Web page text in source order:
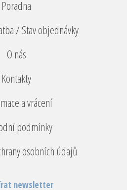
Poradna
/ Stav objednávky
O nás
Kontakty
a vrácení
podmínky
osobních údajů
newsletter